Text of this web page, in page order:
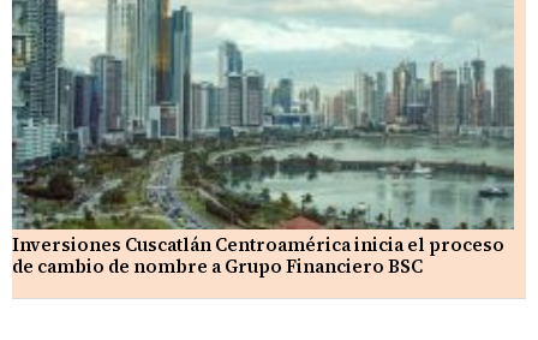
Inversiones Cuscatlán Centroamérica inicia el proceso
de cambio de nombre a Grupo Financiero BSC